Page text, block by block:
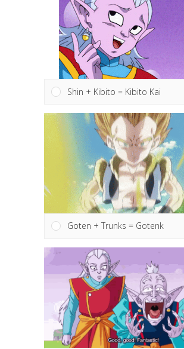
Shin + Kibito = Kibito Kai
Goten + Trunks = Gotenk
Young Kai+Old Witch=Old Kai